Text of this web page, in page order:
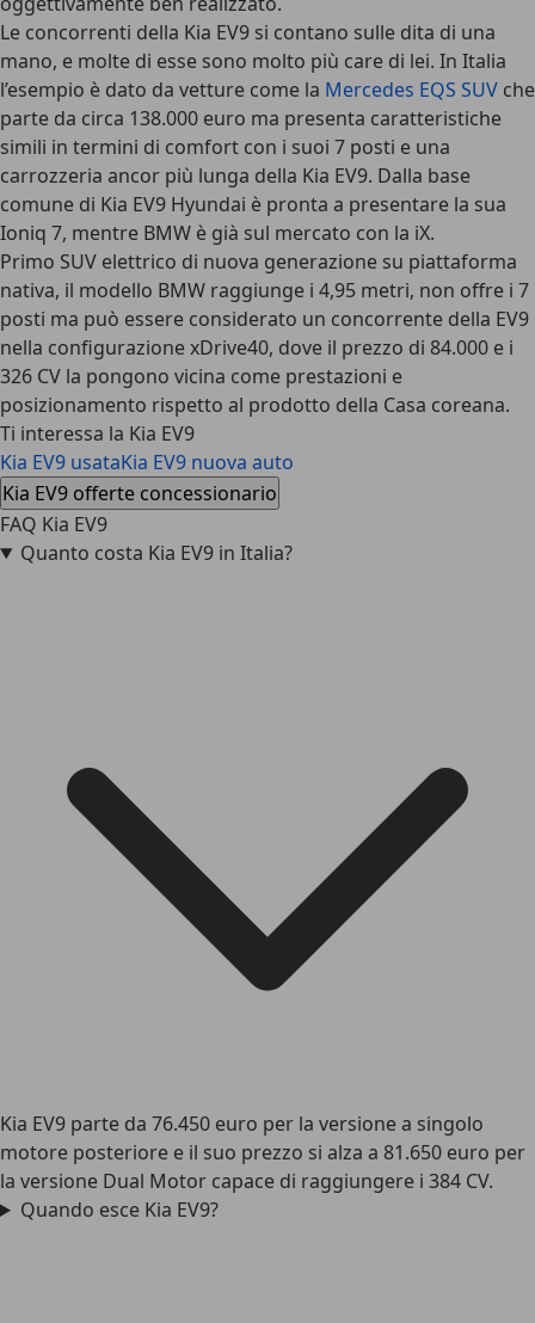
Le concorrenti della Kia EV9 si contano sulle dita di una
mano, e molte di esse sono molto più care di lei. In Italia
l’esempio è dato da vetture come la Mercedes EQS SUV che
parte da circa 138.000 euro ma presenta caratteristiche
simili in termini di comfort con i suoi 7 posti e una
carrozzeria ancor più lunga della Kia EV9. Dalla base
comune di Kia EV9 Hyundai è pronta a presentare la sua
Ioniq 7, mentre BMW è già sul mercato con la iX.
Primo SUV elettrico di nuova generazione su piattaforma
nativa, il modello BMW raggiunge i 4,95 metri, non offre i 7
posti ma può essere considerato un concorrente della EV9
nella configurazione xDrive40, dove il prezzo di 84.000 e i
326 CV la pongono vicina come prestazioni e
posizionamento rispetto al prodotto della Casa coreana.
Ti interessa la Kia EV9
Kia EV9 usataKia EV9 nuova auto
Kia EV9 offerte concessionario
FAQ Kia EV9
Quanto costa Kia EV9 in Italia?
Kia EV9 parte da 76.450 euro per la versione a singolo
motore posteriore e il suo prezzo si alza a 81.650 euro per
la versione Dual Motor capace di raggiungere i 384 CV.
Quando esce Kia EV9?